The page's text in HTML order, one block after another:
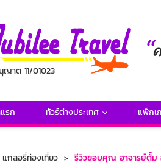
ญาต 11/01023
รก ทัวร์ต่างประเทศ แพ็กเ
แกลอรี่ท่องเที่ยว รีวิวขอบคุณ อาจารย์ตั้ม